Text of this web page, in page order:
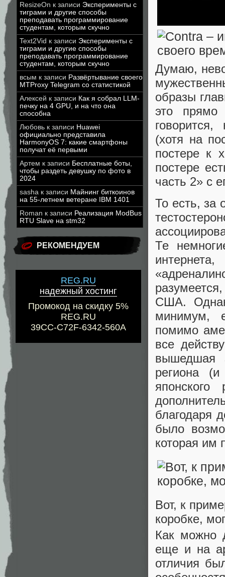
ResizeOn к записи Эксперименты с
тиграми и другие способы
преподавать программирование
студентам, которым скучно
Text2Vid к записи Эксперименты с
тиграми и другие способы
преподавать программирование
студентам, которым скучно
всым к записи Развёртывание своего
MTProxy Telegram со статистикой
Алексей к записи Как я собрал LLM-
печку на 4 GPU, и на что она
способна
Любовь к записи Huawei
официально представила
HarmonyOS 7: какие смартфоны
получат её первыми
Артем к записи Бесплатные боты,
чтобы раздеть девушку по фото в
2024
sasha к записи Майнинг биткоинов
на 55-летнем ветеране IBM 1401
Roman к записи Реализация ModBus
RTU Slave на stm32
РЕКОМЕНДУЕМ
REG.RU
надежный хостинг
Промокод на скидку 5%
REG.RU
39CC-C72F-6342-560A
Думаю,
образы
это
(хотя на
постере к
постере
часть 2» с
То есть, за
Те
США.
минимум,
помимо
все
вышедшая
региона
благодаря
было
которая им
Вот, к
коробке,
Как можно
еще и на
отличия